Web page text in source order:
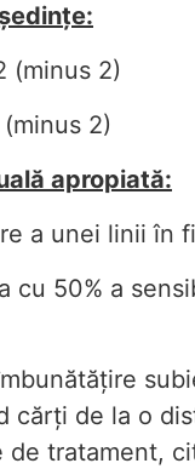
(minus 2)
2)
apropiată:
a unei linii în
cu 50% a
cărți de la o
de tratament,